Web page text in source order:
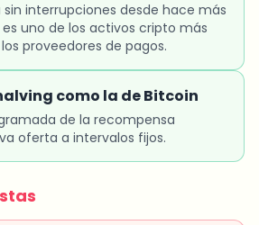
interrupciones desde hace más
uno de los activos cripto más
proveedores de pagos.
como la de Bitcoin
de la recompensa
oferta a intervalos fijos.